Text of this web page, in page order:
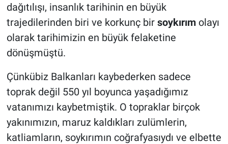
dağıtılışı, insanlık tarihinin en büyük
trajedilerinden biri ve korkunç bir soykırımolayı
olarak tarihimizin en büyük felaketine
dönüşmüştü.
Çünkübiz Balkanları kaybederken sadece
toprak değil 550 yıl boyunca yaşadığımız
vatanımızı kaybetmiştik. O topraklar birçok
yakınımızın, maruz kaldıkları zulümlerin,
katliamların, soykırımın coğrafyasıydı ve elbette